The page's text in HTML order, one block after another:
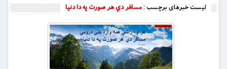
لیست خبرهای برچسب :مسافر دي هر صورت په دا دنیا